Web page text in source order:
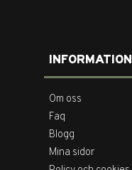
INFORMATION
Om oss
Faq
Blogg
Mina sidor